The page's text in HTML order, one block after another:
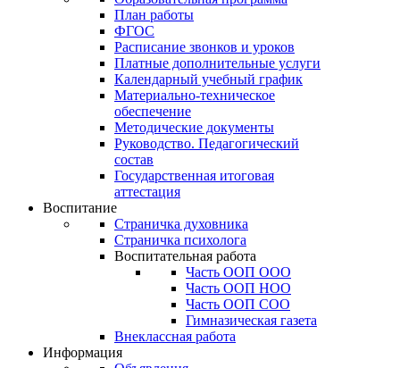
План работы
ФГОС
Расписание звонков и уроков
Платные дополнительные услуги
Календарный учебный график
Материально-техническое
обеспечение
Методические документы
Руководство. Педагогический
состав
Государственная итоговая
аттестация
Воспитание
Страничка духовника
Страничка психолога
Воспитательная работа
Часть ООП ООО
Часть ООП НОО
Часть ООП СОО
Гимназическая газета
Внеклассная работа
Информация